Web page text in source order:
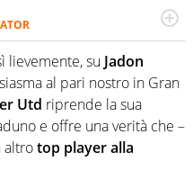
2007, scrive per curiosità
di calcio, di sport e dei
innocenti evasioni
format. Un tempo ala
nel ruolo di libero. Cura
5 calciatori di sempre.
lievemente, su Jadon
al pari nostro in Gran
Utd riprende la sua
e offre una verità che –
altrotop player alla